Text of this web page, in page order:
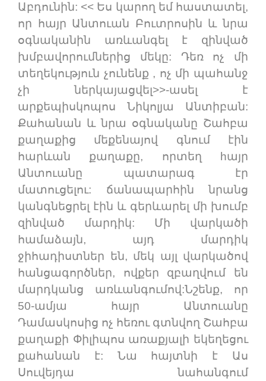
Աբդունին: << Ես կարող եմ հաստատել,
որ հայր Անտուան Բուտրոսին և նրա
օգնականին առևանգել է զինված
խմբավորումներից մեկը: Դեռ ոչ մի
տեղեկություն չունենք , ոչ մի պահանջ
չի ներկայացվել>>-ասել է
արքեպիսկոպոս Նիկոլյա Անտիբան:
Քահանան և նրա օգնականը Շահբա
քաղաքից մեքենայով գնում էին
հարևան քաղաքը, որտեղ hայր
Անտուանը պատարագ էր
մատուցելու: ճանապարհին նրանց
կանգնեցրել էին և գերևարել մի խումբ
զինված մարդիկ: Մի վարկածի
համաձայն, այդ մարդիկ
ջիհադիստներ են, մեկ այլ վարկածով
հանցագործներ, ովքեր զբաղվում են
մարդկանց առևանգումով:Նշենք, որ
50-ամյա հայր Անտուանը
Դամասկոսից ոչ հեռու գտնվող Շահբա
քաղաքի Փիլիպոս առաքյալի եկեղեցու
քահանան է: Նա հայտնի է Աս
Սուվեյդա նահանգում